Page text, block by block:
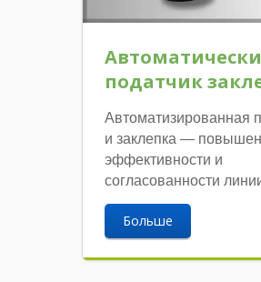
податчик
Автоматизированная
и заклепка —
эффективности и
согласованности
Больше